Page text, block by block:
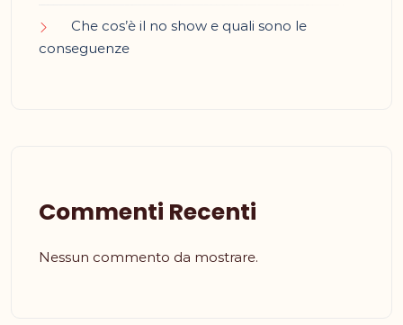
Che cos’è il no show e quali sono le
conseguenze
Commenti Recenti
Nessun commento da mostrare.